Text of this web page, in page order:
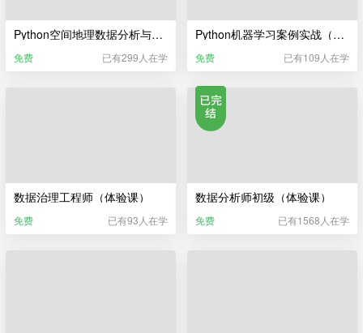
Python空间地理数据分析与可视化（体验课）
免费 已有299人在学
Python机器学习案例实战（体验课）
免费 已有109人在学
数据治理工程师（体验课）
免费 已有93人在学
数据分析师初级（体验课）
免费 已有1568人在学